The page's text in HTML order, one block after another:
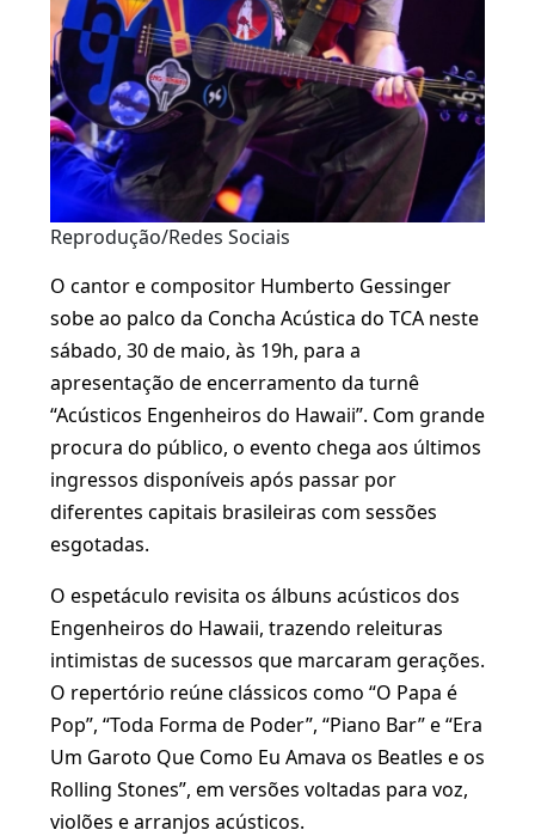
Reprodução/Redes Sociais
O cantor e compositor Humberto Gessinger
sobe ao palco da Concha Acústica do TCA neste
sábado, 30 de maio, às 19h, para a
apresentação de encerramento da turnê
“Acústicos Engenheiros do Hawaii”. Com grande
procura do público, o evento chega aos últimos
ingressos disponíveis após passar por
diferentes capitais brasileiras com sessões
esgotadas.
O espetáculo revisita os álbuns acústicos dos
Engenheiros do Hawaii, trazendo releituras
intimistas de sucessos que marcaram gerações.
O repertório reúne clássicos como “O Papa é
Pop”, “Toda Forma de Poder”, “Piano Bar” e “Era
Um Garoto Que Como Eu Amava os Beatles e os
Rolling Stones”, em versões voltadas para voz,
violões e arranjos acústicos.